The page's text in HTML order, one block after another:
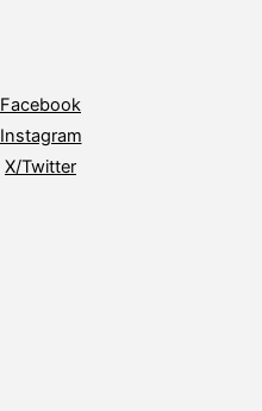
Facebook
Instagram
X/Twitter